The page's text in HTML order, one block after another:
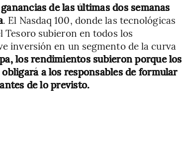
de las últimas dos semanas
. El Nasdaq 100, donde las tecnológicas
Tesoro subieron en todos los
inversión en un segmento de la curva
los rendimientos subieron porque los
a los responsables de formular
de lo previsto.